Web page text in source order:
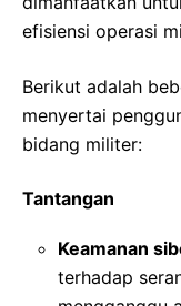
efisiensi operasi
Berikut adalah
menyertai
bidang militer:
Tantangan
Keamanan
terhadap